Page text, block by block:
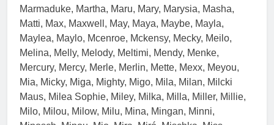
Marmaduke, Martha, Maru, Mary, Marysia, Masha,
Matti, Max, Maxwell, May, Maya, Maybe, Mayla,
Maylea, Maylo, Mcenroe, Mckensy, Mecky, Meilo,
Melina, Melly, Melody, Meltimi, Mendy, Menke,
Mercury, Mercy, Merle, Merlin, Mette, Mexx, Meyou,
Mia, Micky, Miga, Mighty, Migo, Mila, Milan, Milcki
Maus, Milea Sophie, Miley, Milka, Milla, Miller, Millie,
Milo, Milou, Milow, Milu, Mina, Mingan, Minni,